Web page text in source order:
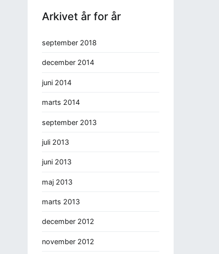
Arkivet år for år
september 2018
december 2014
juni 2014
marts 2014
september 2013
juli 2013
juni 2013
maj 2013
marts 2013
december 2012
november 2012